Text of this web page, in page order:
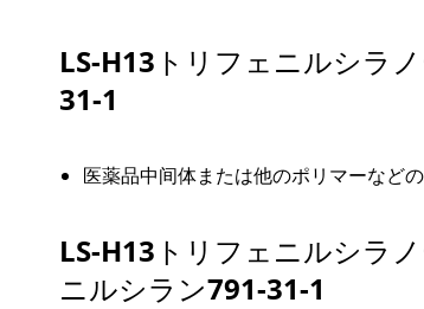
LS-H13トリフェニルシラ
31-1
医薬品中间体または他のポリマーなど
LS-H13トリフェニルシラ
ニルシラン791-31-1